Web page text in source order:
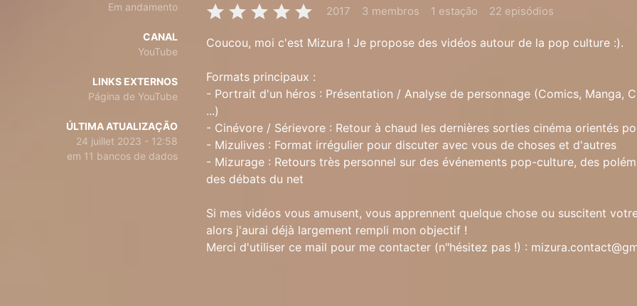
Em andamento
CANAL
YouTube
LINKS EXTERNOS
Página de YouTube
ÚLTIMA ATUALIZAÇÃO
24 juillet 2023 - 12:58
em 11 bancos de dados
2017 3 membros 1 estação 22 episódios
Coucou, moi c'est Mizura ! Je propose des vidéos autour de la pop culture :).
Formats principaux :
- Portrait d'un héros : Présentation / Analyse de personnage (Comics, Manga,
...)
- Cinévore / Sérievore : Retour à chaud les dernières sorties cinéma orientés
- Mizulives : Format irrégulier pour discuter avec vous de choses et d'autres
- Mizurage : Retours très personnel sur des événements pop-culture, des
des débats du net
Si mes vidéos vous amusent, vous apprennent quelque chose ou suscitent
alors j'aurai déjà largement rempli mon objectif !
Merci d'utiliser ce mail pour me contacter (n"hésitez pas !) :